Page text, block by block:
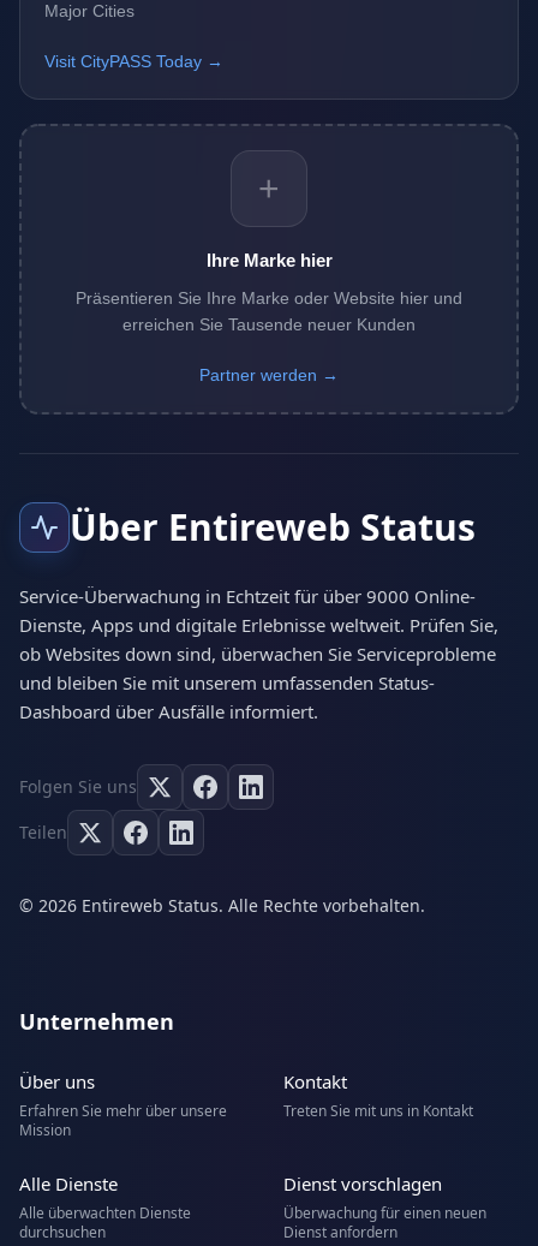
Major Cities
Visit CityPASS Today →
+
Ihre Marke hier
Präsentieren Sie Ihre Marke oder Website hier und
erreichen Sie Tausende neuer Kunden
Partner werden →
Über Entireweb Status
Service-Überwachung in Echtzeit für über 9000 Online-
Dienste, Apps und digitale Erlebnisse weltweit. Prüfen Sie,
ob Websites down sind, überwachen Sie Serviceprobleme
und bleiben Sie mit unserem umfassenden Status-
Dashboard über Ausfälle informiert.
Folgen Sie uns
Teilen
© 2026 Entireweb Status. Alle Rechte vorbehalten.
Unternehmen
Über uns
Erfahren Sie mehr über unsere
Mission
Kontakt
Treten Sie mit uns in Kontakt
Alle Dienste
Alle überwachten Dienste
durchsuchen
Dienst vorschlagen
Überwachung für einen neuen
Dienst anfordern